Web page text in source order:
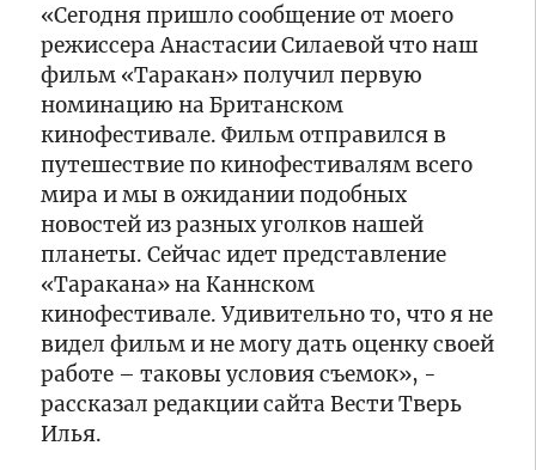
на
пашне
вблизи
села
Завидово
откроются
выставки
Владимира
Филиппова
и
Юлии
Ананьевой
19:55
Заместитель
прокурора
Тверской
области
потребовал
до
20
лет
колонии
для
организаторов
нарколаборатории
19:30
Местонахождение
несовершеннолетней
жительницы
Твери
установлено
18:50
В
Кимрах
прошла
тематическая
прогулка
«Сегодня пришло сообщение от моего
режиссера Анастасии Силаевой что наш
фильм «Таракан» получил первую
номинацию на Британском
кинофестивале. Фильм отправился в
путешествие по кинофестивалям всего
мира и мы в ожидании подобных
новостей из разных уголков нашей
планеты. Сейчас идет представление
«Таракана» на Каннском
кинофестивале. Удивительно то, что я не
видел фильм и не могу дать оценку своей
работе – таковы условия съемок», -
рассказал редакции сайта Вести Тверь
Илья.